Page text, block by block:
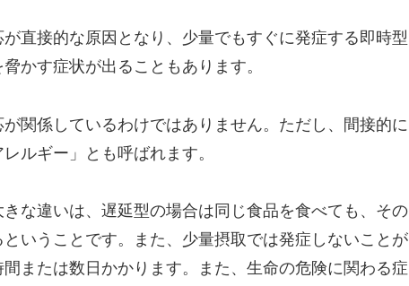
直接的な原因となり、少量でもすぐに発症する即時型
かす症状が出ることもあります。
関係しているわけではありません。ただし、間接的に
ルギー」とも呼ばれます。
な違いは、遅延型の場合は同じ食品を食べても、その
いうことです。また、少量摂取では発症しないことが
または数日かかります。また、生命の危険に関わる症